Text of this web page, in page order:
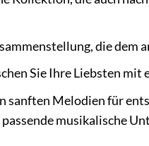
die dem
Sie Ihre Liebsten mit
sanften Melodien für
musikalische